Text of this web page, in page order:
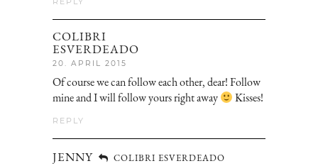
COLIBRI
ESVERDEADO
20. APRIL 2015
Of course we can follow each other, dear! Follow
mine and I will follow yours right away
Kisses!
REPLY
JENNY COLIBRI ESVERDEADO